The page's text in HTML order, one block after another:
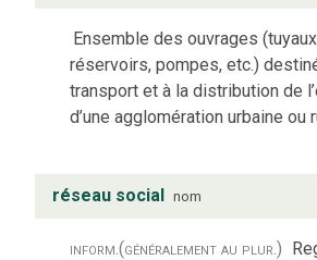
Ensemble des ouvrages
réservoirs, pompes, etc.)
transport et à la distribution de
d’une agglomération urbaine ou
réseau social nom
inform.(généralement au plur.)